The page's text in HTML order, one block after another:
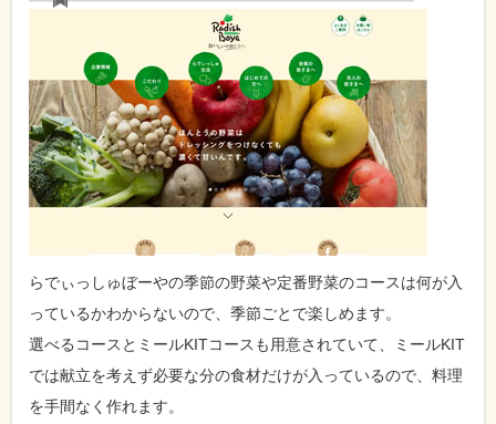
らでぃっしゅぼーやの季節の野菜や定番野菜のコースは何が入
っているかわからないので、季節ごとで楽しめます。
選べるコースとミールKITコースも用意されていて、ミールKIT
では献立を考えず必要な分の食材だけが入っているので、料理
を手間なく作れます。